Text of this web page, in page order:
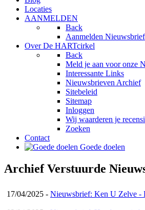
Locaties
AANMELDEN
Back
Aanmelden Nieuwsbrief
Over De HARTcirkel
Back
Meld je aan voor onze
Interessante Links
Nieuwsbrieven Archief
Sitebeleid
Sitemap
Inloggen
Wij waarderen je
Zoeken
Contact
Goede doelen
Archief Verstuurde
17/04/2025 - Nieuwsbrief: Ken U Zelve -